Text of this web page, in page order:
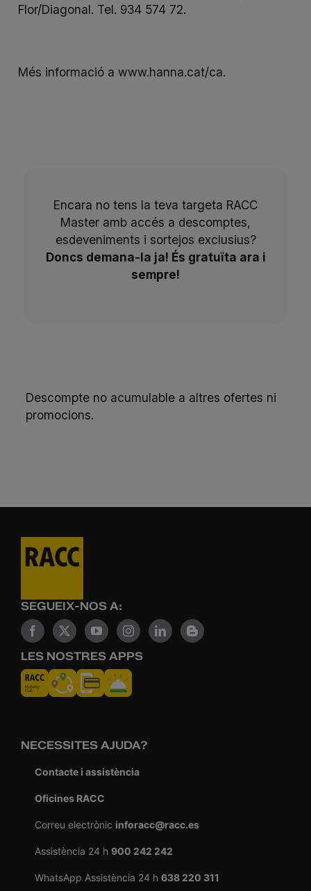
Flor/Diagonal. Tel. 934 574 72.
Més informació a www.hanna.cat/ca.
Encara no tens la teva targeta RACC
Master amb accés a descomptes,
esdeveniments i sortejos exclusius?
Doncs demana-la ja! És gratuïta ara i
sempre!
Descompte no acumulable a altres ofertes ni
promocions.
SEGUEIX-NOS A:
LES NOSTRES APPS
NECESSITES AJUDA?
Contacte i assistència
Oficines RACC
Correu electrònic inforacc@racc.es
Assistència 24 h 900 242 242
WhatsApp Assistència 24 h 638 220 311